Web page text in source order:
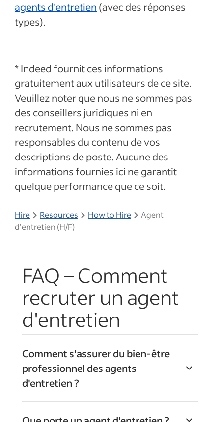
agents d’entretien (avec des réponses
types).
* Indeed fournit ces informations
gratuitement aux utilisateurs de ce site.
Veuillez noter que nous ne sommes pas
des conseillers juridiques ni en
recrutement. Nous ne sommes pas
responsables du contenu de vos
descriptions de poste. Aucune des
informations fournies ici ne garantit
quelque performance que ce soit.
Hire Resources How to Hire
Agent
d’entretien (H/F)
FAQ – Comment
recruter un agent
d'entretien
Comment s'assurer du bien-être
professionnel des agents
d'entretien ?